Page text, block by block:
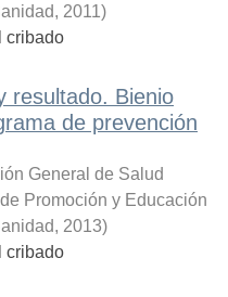
, 2011)
cribado
resultado. Bienio
de prevención
General de Salud
Promoción y Educación
, 2013)
cribado